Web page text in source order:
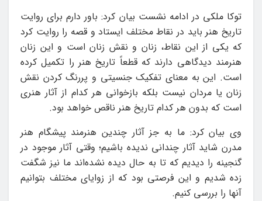
توکا ملکی در ادامه نشست بیان کرد: باور دارم برای روایت
تاریخ هنر باید در نقاط مختلف ایستاد و قصه را روایت کرد
که یکی از این نقاط، زنان و نقش زنان است و این زنان
هنرمند دیدگاهی دارند که قطعاً تاریخ هنر را تکمیل کرده
است. این به معنای تفکیک جنسیتی و پررنگ کردن نقش
زنان یا مردان نیست بلکه بازخوانی هر کدام از آثار هنری
است که بدون هر کدام تاریخ هنر ناقص خواهد بود.
وی بیان کرد: ما به جز آثار چندین هنرمند پیشگام هنر
مدرن شاید آثار چندانی ندیده باشیم؛ وقتی آثار موجود در
گنجینه را دیدیم که تا به حال دیده نشده‌اند ما نیز شگفت
زده شدیم و این فرصتی بود که از زوایای مختلف بتوانیم
آنها را بررسی کنیم.